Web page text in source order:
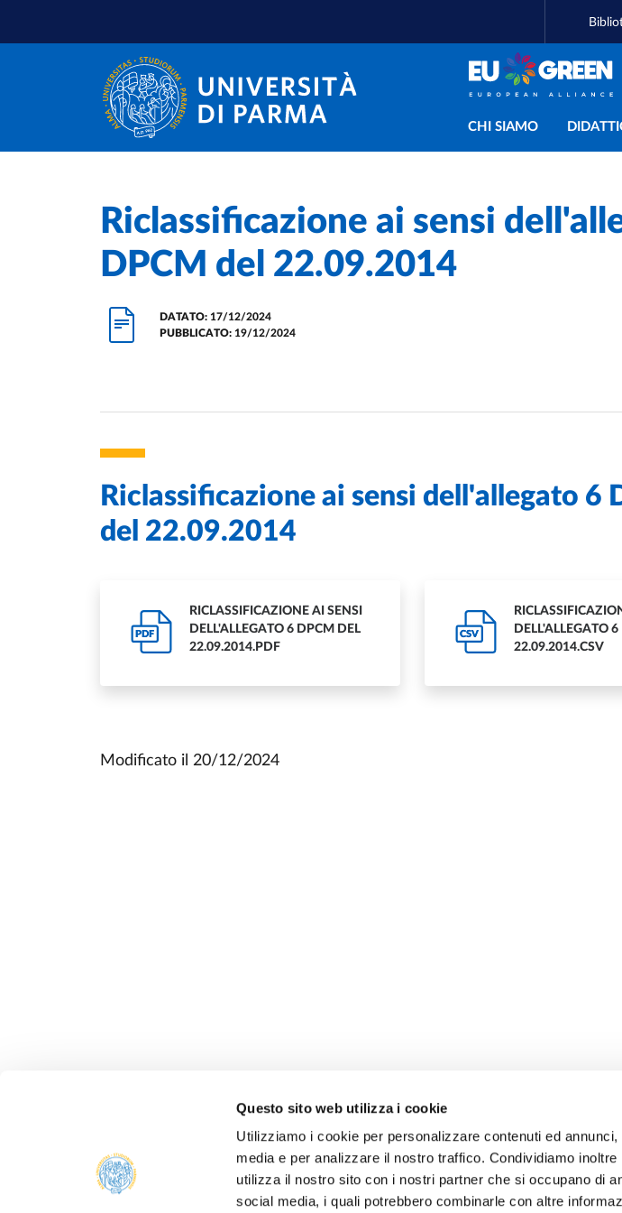
Questo sito web utilizza i cookie
Utilizziamo i cookie per personalizzare contenuti ed
media e per analizzare il nostro traffico. Condividiamo
utilizza il nostro sito con i nostri partner che si occupano di
social media, i quali potrebbero combinarle con altre
CHI SIAMO
Home
Riclassificazione ai sensi
DPCM del 22.09.2014
DATATO: 17/12/2024
PUBBLICATO: 19/12/2024
Riclassificazione ai sensi dell'allegato 6
del 22.09.2014
PDF
RICLASSIFICAZIONE AI SENSI
DELL'ALLEGATO 6 DPCM DEL
22.09.2014.PDF
CSV
DELL'ALLEGATO
22.09.2014.CSV
Modificato il 20/12/2024
ALUMNI E AMICI DELL’UNIVERSITÀ DI